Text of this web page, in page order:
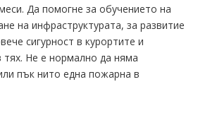
Да помогне за обучението на
на инфраструктурата, за развитие
сигурност в курортите и
Не е нормално да няма
пък нито една пожарна в